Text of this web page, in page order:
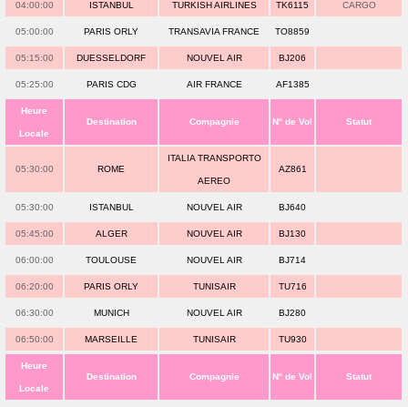
04:00:00 ISTANBUL TURKISH AIRLINES TK6115 CARGO
05:00:00 PARIS ORLY TRANSAVIA FRANCE TO8859
05:15:00 DUESSELDORF NOUVEL AIR BJ206
05:25:00 PARIS CDG AIR FRANCE AF1385
Heure
Locale
Destination Compagnie N° de Vol Statut
05:30:00 ROME
ITALIA TRANSPORTO
AEREO
AZ861
05:30:00 ISTANBUL NOUVEL AIR BJ640
05:45:00 ALGER NOUVEL AIR BJ130
06:00:00 TOULOUSE NOUVEL AIR BJ714
06:20:00 PARIS ORLY TUNISAIR TU716
06:30:00 MUNICH NOUVEL AIR BJ280
06:50:00 MARSEILLE TUNISAIR TU930
Heure
Locale
Destination Compagnie N° de Vol Statut